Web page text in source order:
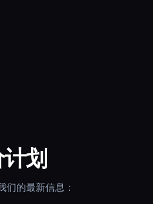
计划
们的最新信息：